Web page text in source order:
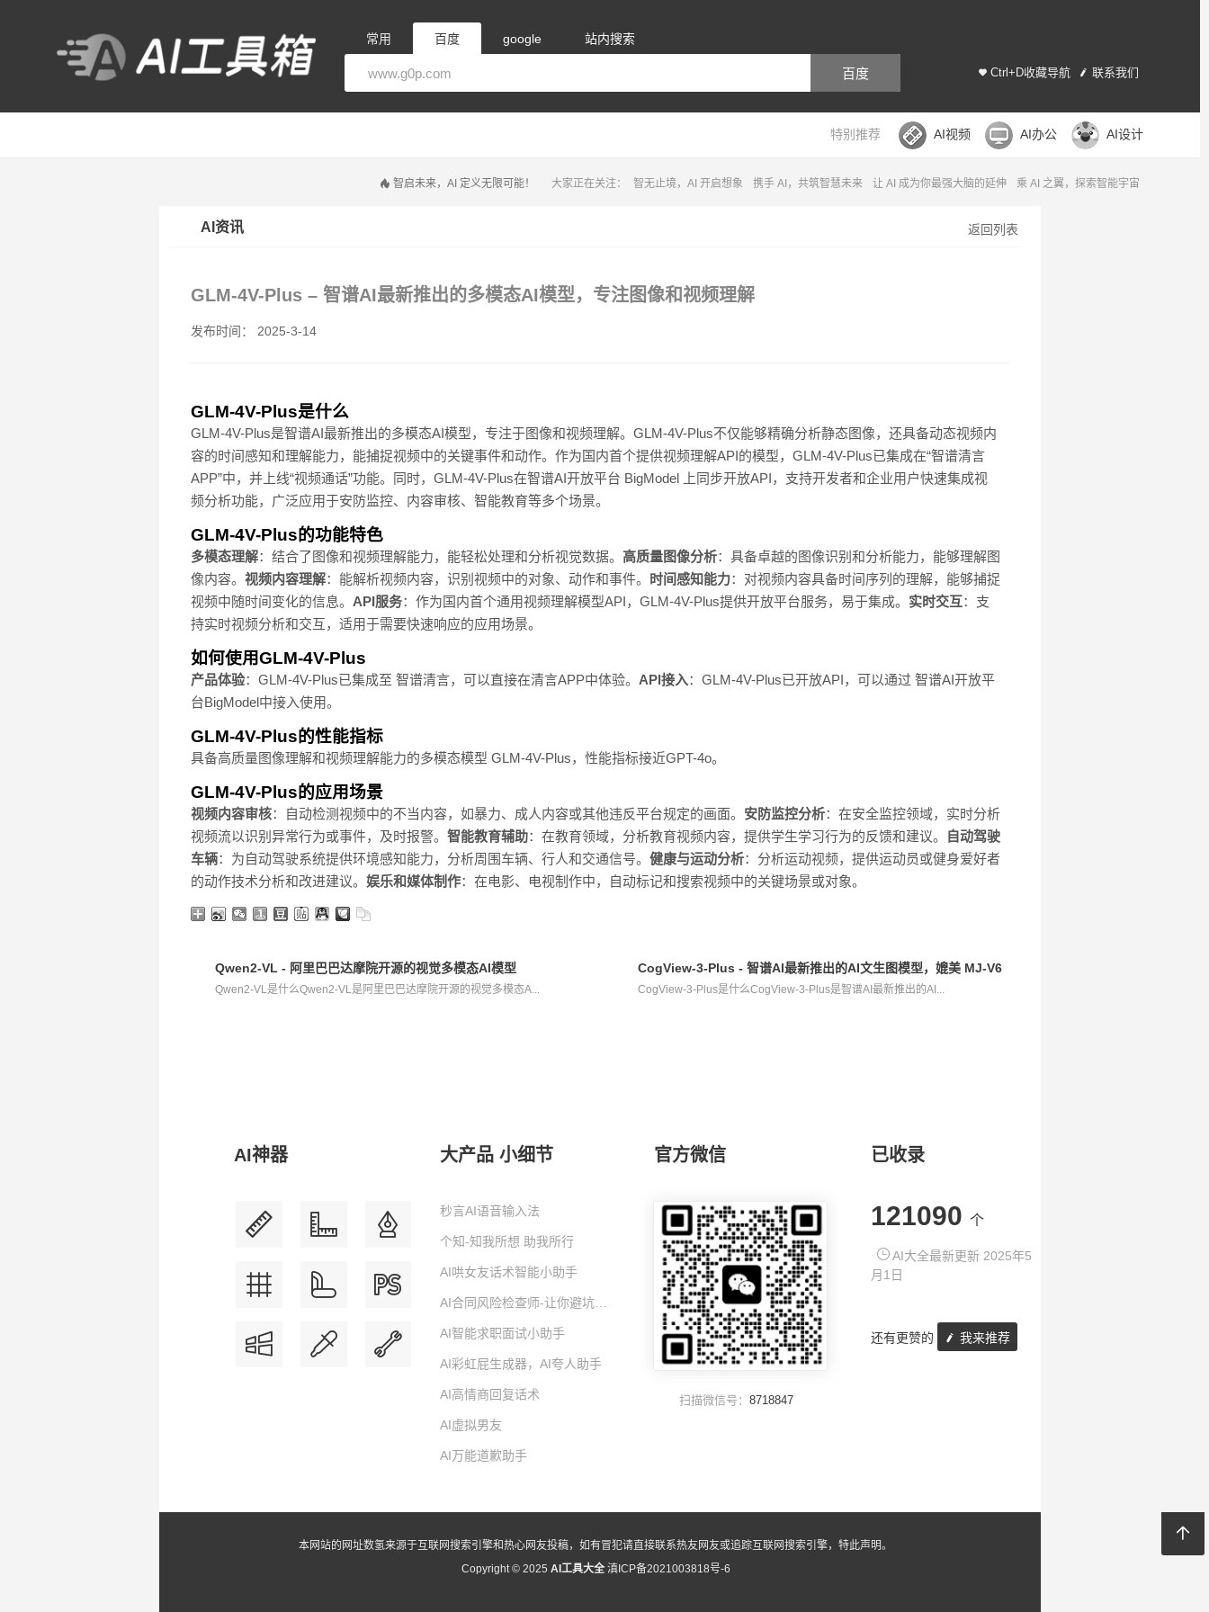
常用 百度 google 站内搜索
Ctrl+D收藏导航 联系我们
百度
特别推荐 AI视频 AI办公 AI设计
大家正在关注： 智无止境，AI 开启想象 携手 AI，共筑智慧未来 让 AI 成为你最强大脑的延伸 乘 AI 之翼，探索智能宇宙
智启未来，AI 定义无限可能！
返回列表
AI资讯
GLM-4V-Plus – 智谱AI最新推出的多模态AI模型，专注图像和视频理解
发布时间： 2025-3-14
GLM-4V-Plus是什么
GLM-4V-Plus是智谱AI最新推出的多模态AI模型，专注于图像和视频理解。GLM-4V-Plus不仅能够精确分析静态图像，还具备动态视频内
容的时间感知和理解能力，能捕捉视频中的关键事件和动作。作为国内首个提供视频理解API的模型，GLM-4V-Plus已集成在“智谱清言
APP”中，并上线“视频通话”功能。同时，GLM-4V-Plus在智谱AI开放平台 BigModel 上同步开放API，支持开发者和企业用户快速集成视
频分析功能，广泛应用于安防监控、内容审核、智能教育等多个场景。
GLM-4V-Plus的功能特色
多模态理解：结合了图像和视频理解能力，能轻松处理和分析视觉数据。 高质量图像分析：具备卓越的图像识别和分析能力，能够理解图
像内容。 视频内容理解：能解析视频内容，识别视频中的对象、动作和事件。 时间感知能力：对视频内容具备时间序列的理解，能够捕捉
视频中随时间变化的信息。 API服务：作为国内首个通用视频理解模型API，GLM-4V-Plus提供开放平台服务，易于集成。 实时交互：支
持实时视频分析和交互，适用于需要快速响应的应用场景。
如何使用GLM-4V-Plus
产品体验：GLM-4V-Plus已集成至 智谱清言，可以直接在清言APP中体验。 API接入：GLM-4V-Plus已开放API，可以通过 智谱AI开放平
台BigModel中接入使用。
GLM-4V-Plus的性能指标
具备高质量图像理解和视频理解能力的多模态模型 GLM-4V-Plus，性能指标接近GPT-4o。
GLM-4V-Plus的应用场景
视频内容审核：自动检测视频中的不当内容，如暴力、成人内容或其他违反平台规定的画面。 安防监控分析：在安全监控领域，实时分析
视频流以识别异常行为或事件，及时报警。 智能教育辅助：在教育领域，分析教育视频内容，提供学生学习行为的反馈和建议。
自动驾驶
车辆：为自动驾驶系统提供环境感知能力，分析周围车辆、行人和交通信号。 健康与运动分析：分析运动视频，提供运动员或健身爱好者
的动作技术分析和改进建议。 娱乐和媒体制作：在电影、电视制作中，自动标记和搜索视频中的关键场景或对象。
Qwen2-VL - 阿里巴巴达摩院开源的视觉多模态AI模型
Qwen2-VL是什么Qwen2-VL是阿里巴巴达摩院开源的视觉多模态A...
CogView-3-Plus - 智谱AI最新推出的AI文生图模型，媲美 MJ-V6 和 FLUX
CogView-3-Plus是什么CogView-3-Plus是智谱AI最新推出的AI...
AI神器 大产品 小细节
秒言AI语音输入法
个知-知我所想 助我所行
AI哄女友话术智能小助手
AI智能求职面试小助手
AI彩虹屁生成器，AI夸人助手
AI高情商回复话术
AI虚拟男友
AI万能道歉助手
官方微信
扫描微信号： 8718847
已收录
121090 个
AI大全最新更新 2025年5
月1日
还有更赞的 我来推荐
本网站的网址数氢来源于互联网搜索引擎和热心网友投稿，如有冒犯请直接联系热友网友或追踪互联网搜索引擎，特此声明。
Copyright © 2025 AI工具大全 滇ICP备2021003818号-6